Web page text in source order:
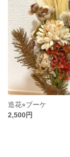
造花⭐︎ブーケ
2,500円